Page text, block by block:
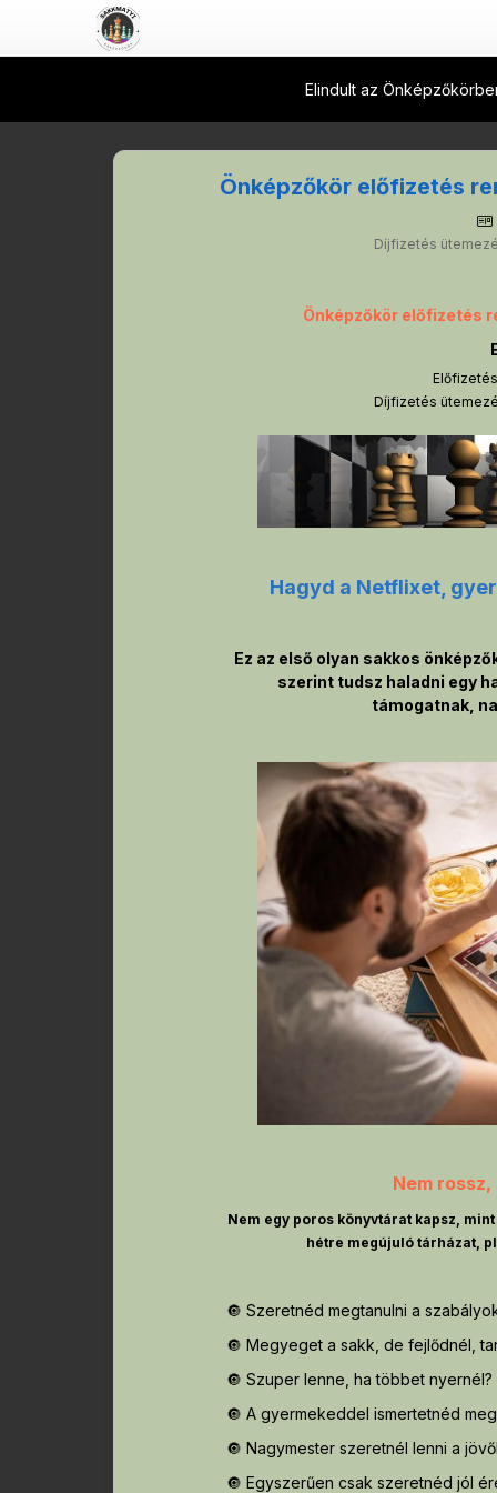
Elindult az
Önképzőkör előfizetés
Díjfizetés
Önképzőkör előfizetés
Díjfizetés
Hagyd a Netflixet,
Ez az első olyan sakkos
szerint tudsz haladni egy
támogatnak,
Nem
Nem egy poros könyvtárat kapsz,
hétre megújuló tárházat,
🔘 Szeretnéd megtanulni a
🔘 Megyeget a sakk, de fejlődnél,
🔘 Szuper lenne, ha többet nyernél?
🔘 A gyermekeddel ismertetnéd
🔘 Nagymester szeretnél lenni a
🔘 Egyszerűen csak szeretnéd jól